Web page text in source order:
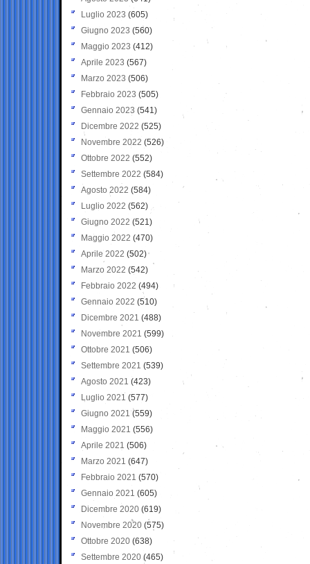
Luglio 2023 (605)
Giugno 2023 (560)
Maggio 2023 (412)
Aprile 2023 (567)
Marzo 2023 (506)
Febbraio 2023 (505)
Gennaio 2023 (541)
Dicembre 2022 (525)
Novembre 2022 (526)
Ottobre 2022 (552)
Settembre 2022 (584)
Agosto 2022 (584)
Luglio 2022 (562)
Giugno 2022 (521)
Maggio 2022 (470)
Aprile 2022 (502)
Marzo 2022 (542)
Febbraio 2022 (494)
Gennaio 2022 (510)
Dicembre 2021 (488)
Novembre 2021 (599)
Ottobre 2021 (506)
Settembre 2021 (539)
Agosto 2021 (423)
Luglio 2021 (577)
Giugno 2021(559)
Maggio 2021 (556)
Aprile 2021 (506)
Marzo 2021 (647)
Febbraio 2021 (570)
Gennaio 2021 (605)
Dicembre 2020 (619)
Novembre 2020 (575)
Ottobre 2020 (638)
Settembre 2020(465)